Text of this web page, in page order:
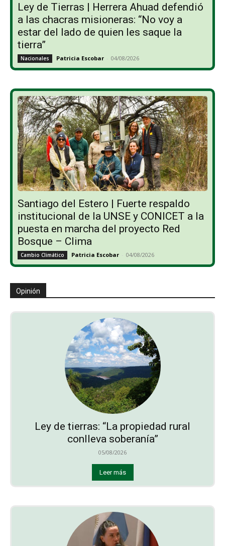
Ley de Tierras | Herrera Ahuad defendió
a las chacras misioneras: “No voy a
estar del lado de quien les saque la
tierra”
Nacionales Patricia Escobar - 04/08/2026
Santiago del Estero | Fuerte respaldo
institucional de la UNSE y CONICET a la
puesta en marcha del proyecto Red
Bosque – Clima
Cambio Climático Patricia Escobar - 04/08/2026
Opinión
Ley de tierras: “La propiedad rural
conlleva soberanía”
05/08/2026
Leer más